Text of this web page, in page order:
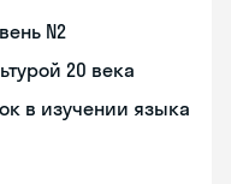
N2
20 века
в изучении языка